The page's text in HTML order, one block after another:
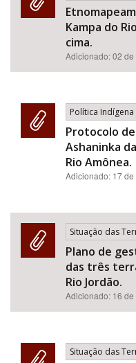
Tema
Área Protegida
Kampa do
cima.
Adicionado:02 de
Política Indígena
Protocolo
Ashaninka
Rio Amônea.
Adicionado: 17
Situação das
Plano de
das três
Rio Jordão.
Adicionado: 16
Situação das